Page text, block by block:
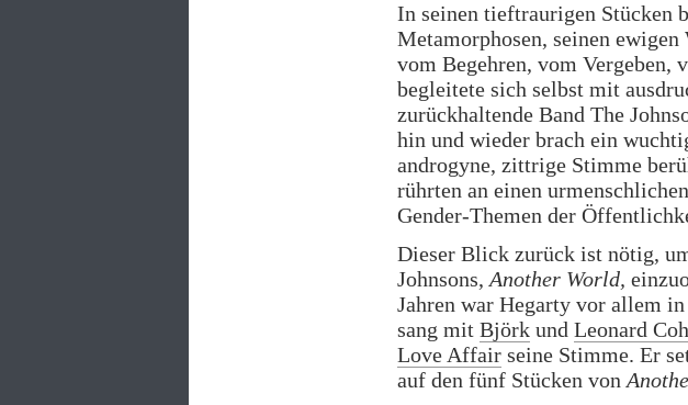
In seinen tieftraurigen Stücken
Metamorphosen, seinen ewigen
vom Begehren, vom Vergeben,
begleitete sich selbst mit
zurückhaltende Band The
hin und wieder brach ein
androgyne, zittrige Stimme
rührten an einen
Gender-Themen der
Dieser Blick zurück ist nötig,
Johnsons, Another World,
Jahren war Hegarty vor allem
sang mit Björk und Leonard
Love Affair seine Stimme. Er
auf den fünf Stücken von